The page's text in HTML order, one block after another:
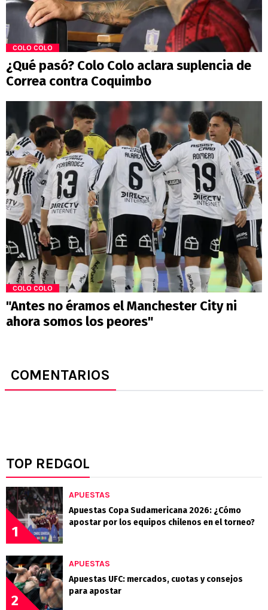
COLO COLO
¿Qué pasó? Colo Colo aclara suplencia de
Correa contra Coquimbo
COLO COLO
"Antes no éramos el Manchester City ni
ahora somos los peores"
COMENTARIOS
TOP REDGOL
1
APUESTAS
Apuestas Copa Sudamericana 2026: ¿Cómo
apostar por los equipos chilenos en el torneo?
2
APUESTAS
Apuestas UFC: mercados, cuotas y consejos
para apostar